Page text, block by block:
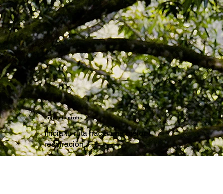
Consulta gratis
Inicia tu ruta hacia una mejor
respiración.